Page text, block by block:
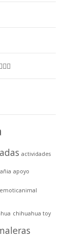
actividades
apoyo
chihuahua toy